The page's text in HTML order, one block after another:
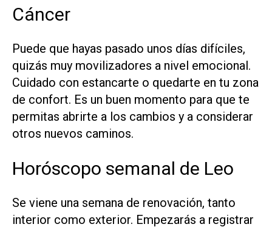
Cáncer
Puede que hayas pasado unos días difíciles,
quizás muy movilizadores a nivel emocional.
Cuidado con estancarte o quedarte en tu zona
de confort. Es un buen momento para que te
permitas abrirte a los cambios y a considerar
otros nuevos caminos.
Horóscopo semanal de Leo
Se viene una semana de renovación, tanto
interior como exterior. Empezarás a registrar